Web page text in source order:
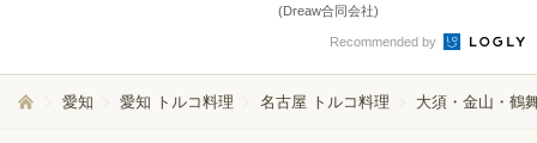
(Dreaw合同会社)
Recommended by
愛知 愛知 トルコ料理 名古屋 トルコ料理 大須・金山・鶴